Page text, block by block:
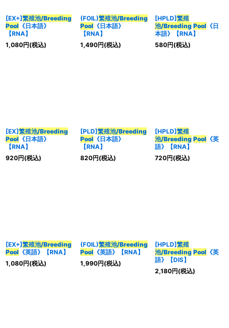
[EX+]繁殖池/Breeding
Pool 《日本語》
【RNA】
1,080円(税込)
(FOIL)繁殖池/Breeding
Pool 《日本語》
【RNA】
1,490円(税込)
[HPLD]繁殖
池/Breeding Pool 《日
本語》【RNA】
580円(税込)
[EX]繁殖池/Breeding
Pool 《日本語》
【RNA】
920円(税込)
[PLD]繁殖池/Breeding
Pool 《日本語》
【RNA】
820円(税込)
[HPLD]繁殖
池/Breeding Pool 《英
語》【RNA】
720円(税込)
[EX+]繁殖池/Breeding
Pool 《英語》【RNA】
1,080円(税込)
(FOIL)繁殖池/Breeding
Pool 《英語》【RNA】
1,990円(税込)
[HPLD]繁殖
池/Breeding Pool 《英
語》【DIS】
2,180円(税込)